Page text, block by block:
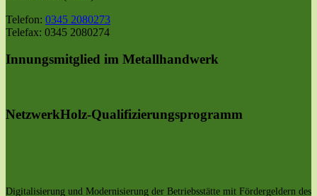
Telefon: 0345 2080273
Telefax: 0345 2080274
Innungsmitglied im Metallhandwerk
NetzwerkHolz-Qualifizierungsprogramm
Digitalisierung und Modernisierung der Betriebsstätte mit Fördergeldern des